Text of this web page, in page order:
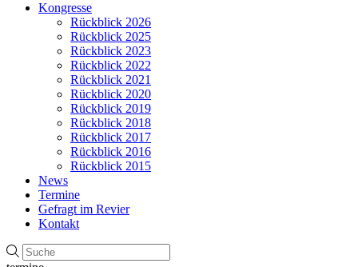
Kongresse
Rückblick 2026
Rückblick 2025
Rückblick 2023
Rückblick 2022
Rückblick 2021
Rückblick 2020
Rückblick 2019
Rückblick 2018
Rückblick 2017
Rückblick 2016
Rückblick 2015
News
Termine
Gefragt im Revier
Kontakt